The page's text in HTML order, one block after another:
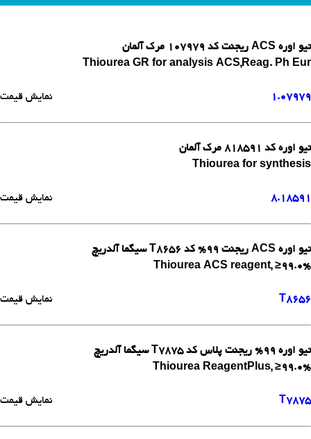
تیو اوره ACS ریجنت کد 107979 مرک آلمان
Thiourea GR for analysis ACS,Reag. Ph Eur
1.07979 نمایش قیمت
تیو اوره کد 818591 مرک آلمان
Thiourea for synthesis
8.18591 نمایش قیمت
تیو اوره ACS ریجنت 99% کد T8656 سیگما آلدریچ
Thiourea ACS reagent, ≥99.0%
T8656 نمایش قیمت
تیو اوره 99% ریجنت پلاس کد T7875 سیگما آلدریچ
Thiourea ReagentPlus, ≥99.0%
T7875 نمایش قیمت